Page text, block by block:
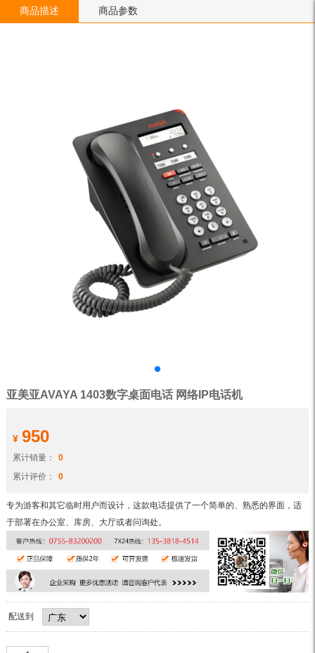
亚美亚AVAYA 1403数字桌面电话 网络IP电话机
¥ 950
累计销量：
0
累计评价：
0
专为游客和其它临时用户而设计，这款电话提供了一个简单的、熟悉的界面，适
于部署在办公室、库房、大厅或者问询处。
配送到
商品描述 商品参数